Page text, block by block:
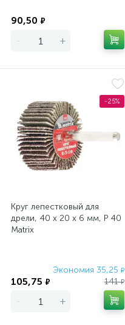
90,50 ₽
- +
-25%
Круг лепестковый для
дрели, 40 х 20 х 6 мм, P 40
Matrix
Экономия 35,25 ₽
105,75 ₽ 141₽
- +